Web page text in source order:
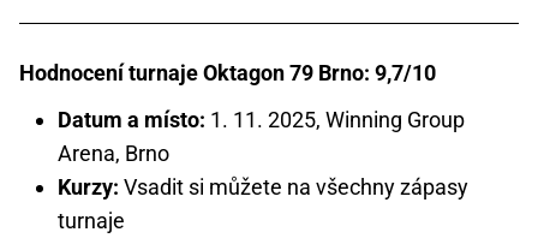
Hodnocení turnaje Oktagon 79 Brno: 9,7/10
Datum a místo: 1. 11. 2025, Winning Group
Arena, Brno
Kurzy: Vsadit si můžete na všechny zápasy
turnaje